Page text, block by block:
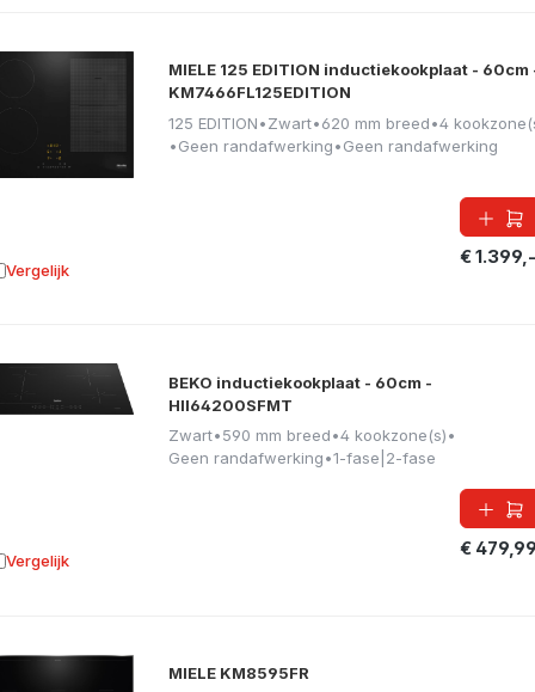
MIELE 125 EDITION inductiekookplaat - 60cm
KM7466FL125EDITION
125 EDITION•Zwart•620 mm breed•4
•Geen randafwerking•Geen randafwerking
€ 1.399,-
Vergelijk aan vergelijking
BEKO inductiekookplaat - 60cm -
HII64200SFMT
Zwart•590 mm breed•4 kookzone(s)•
Geen randafwerking•1-fase|2-fase
€
Vergelijk aan vergelijking
MIELE KM8595FR